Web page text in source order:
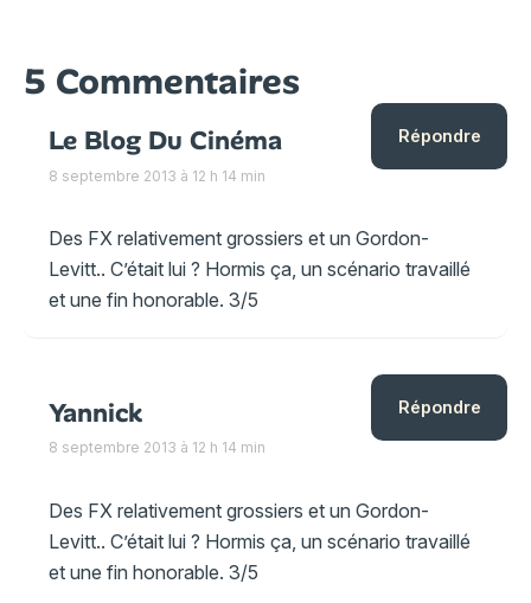
5 Commentaires
Le Blog Du Cinéma
8 septembre 2013 à 12 h 14 min
Des FX relativement grossiers et un Gordon-
Levitt.. C’était lui ? Hormis ça, un scénario travaillé
et une fin honorable. 3/5
Répondre
Yannick
8 septembre 2013 à 12 h 14 min
Des FX relativement grossiers et un Gordon-
Levitt.. C’était lui ? Hormis ça, un scénario travaillé
et une fin honorable. 3/5
Répondre